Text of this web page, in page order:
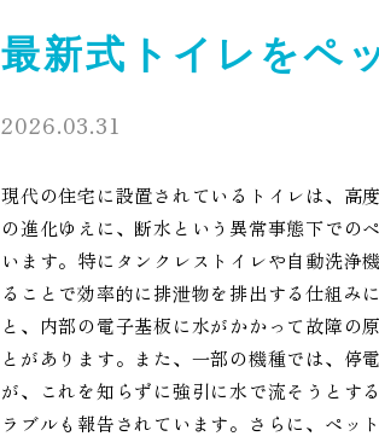
最新式トイレをペ
2026.03.31
現代の住宅に設置されているトイレは、高
の進化ゆえに、断水という異常事態下での
います。特にタンクレストイレや自動洗浄
ることで効率的に排泄物を排出する仕組み
と、内部の電子基板に水がかかって故障の
とがあります。また、一部の機種では、停
が、これを知らずに強引に水で流そうとす
ラブルも報告されています。さらに、ペッ